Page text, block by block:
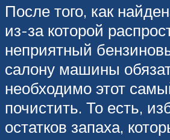
После того, как
из-за которой
неприятный
салону машины
необходимо этот
почистить. То есть,
остатков запаха,